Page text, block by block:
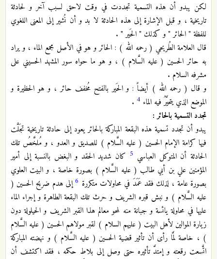
لكن يبدو أن هذه التسمية تجددت في وقت لاحق لسبب آخر و لحادثة
تاريخية ، و قبل الإشارة إلى هذه الحادثة لا بد و أن نُشير إلى المعنى اللغوي
للفظة " الحائر " و كذلك " الحَير " .
قال العلامة الطُريحي ( رحمه الله ) : الحائر و هو في الأصل مجمع الماء ، و يراد
به حائر الحسين ( عليه السَّلام ) ، و هو ما حواه سور المشهد الحسيني على
مشرفه السلام .
و قال ( رحمه الله ) أيضاً : و الحَير بالفتح مُخفف حائر ، و هو الحظيرة و
الموضع الذي يتحيَّرُ فيه الماء 4
.
تجدد التسمية بالحائر :
يبدو أن تجدد تسمية هذه البقعة المباركة بالحائر يعود إلى حادثة تاريخية تجَلَّت
فيها كرامة الإمام الحسين ( عليه السَّلام ) للصديق و العدو ، و مُلخَّصُ تلك
الحادثة أن المتوكل العباسي 5 كان شديد الحقد و البغض بالنسبة إلى أمير
المؤمنين علي بن أبي طالب ( عليه السَّلام ) بصورة خاصة ، و البيت العلوي
بصورة عامة ، لذلك فقد عَمَدَ في محاولات متكررة 6إلى هدم ضريح الحسين (
عليه السَّلام ) و نبش قبره الشريف و حرث تلك البقعة الطاهرة و إجراء الماء
عليها في محاولة يائسة و جبانة منه لمحو معالم هذا القبر الشريف و الحيلولة دون
زيارة الموالين لأهل البيت ( عليهم السلام ) لقبر مولاهم الحسين ( عليه السَّلام
) ، خاصة لمَّا رأى أن تأثير قضية الحسين ( عليه السَّلام ) و نهضته المباركة
اتَّسعت رقعته و إمتدَّ تأثيره حتى وصل إلى بلاط حكمه ، فقد اكتشف أن